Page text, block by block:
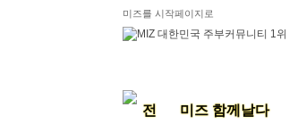
미즈를 시작페이지로
미즈 함께날다